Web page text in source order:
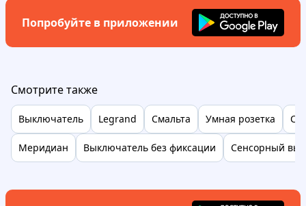
Попробуйте в приложении
Смотрите также
Выключатель Legrand Смальта Умная розетка
Меридиан Выключатель без фиксации Сенсорный